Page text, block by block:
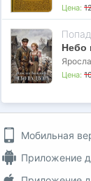
Цена:
Небо
Цена:
Мобильная
Приложение